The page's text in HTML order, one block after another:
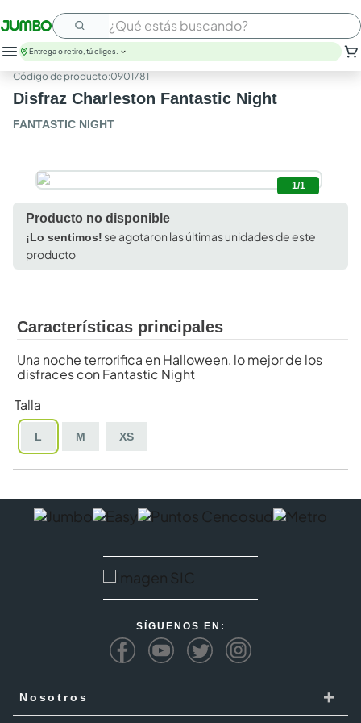
¿Qué estás buscando?
Entrega o retiro, tú eliges.
:0901781
Disfraz Charleston Fantastic Night
FANTASTIC NIGHT
1/1
Producto no disponible
¡Lo sentimos!se agotaron las últimas unidades de este
producto
Características principales
Una noche terrorifica en Halloween, lo mejor de los
disfraces con Fantastic Night
Talla
L M XS
SÍGUENOS EN:
Nosotros +